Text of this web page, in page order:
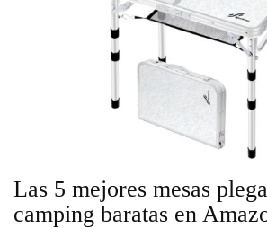
Las 5 mejores mesas
camping baratas en